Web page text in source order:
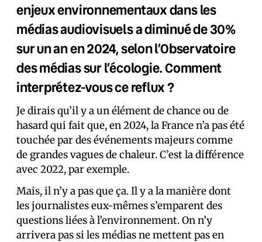
enjeux environnementaux dans les
médias audiovisuels a diminué de 30%
sur un an en 2024, selon l’Observatoire
des médias sur l’écologie. Comment
interprétez-vous ce reflux ?
Je dirais qu’il y a un élément de chance ou de
hasard qui fait que, en 2024, la France n’a pas été
touchée par des événements majeurs comme
de grandes vagues de chaleur. C’est la différence
avec 2022, par exemple.
Mais, il n’y a pas que ça. Il y a la manière dont
les journalistes eux-mêmes s’emparent des
questions liées à l’environnement. On n’y
arrivera pas si les médias ne mettent pas en